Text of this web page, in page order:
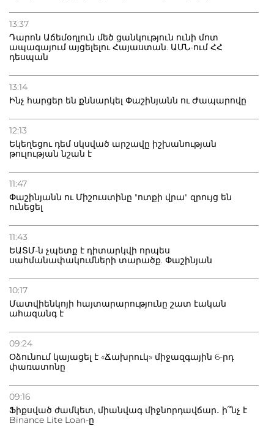
13:37
Դարոն Աճեմօղլուն մեծ ցանկություն ունի մոտ
ապագայում այցելելու Հայաստան. ԱՄՆ-ում ՀՀ
դեսպան
13:14
Ինչ հարցեր են քննարկել Փաշինյանն ու Ժապարովը
12:13
Եկեղեցու դեմ սկսված արշավը իշխանության
թուլության նշան է
11:47
Փաշինյանն ու Միշուստինը "ոտքի վրա" զրույց են
ունեցել
11:43
ԵԱՏՄ-ն չպետք է դիտարկվի որպես
սահմանափակումների տարածք. Փաշինյան
10:17
Մատվիենկոյի հայտարարությունը շատ էական
ահազանգ է
09:24
Օձունում կայացել է «Ճախրուկ» միջազգային 6-րդ
փառատոնը
09:16
Ֆիքսված ժամկետ, միանվագ միջնորդավճար․ ի՞նչ է
Binance Lite Loan-ը